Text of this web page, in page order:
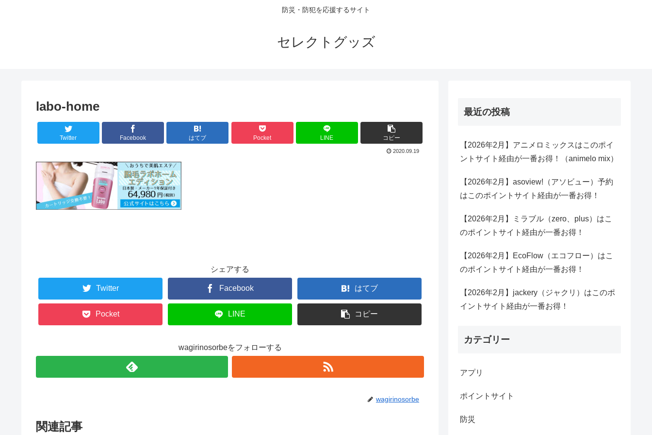
防災・防犯を応援するサイト
セレクトグッズ
labo-home
Twitter Facebook はてブ Pocket LINE コピー
2020.09.19
シェアする
Twitter Facebook はてブ
Pocket LINE コピー
wagirinosorbeをフォローする
wagirinosorbe
関連記事
最近の投稿
【2026年2月】アニメロミックスはこのポイ
ントサイト経由が一番お得！（animelo mix）
【2026年2月】asoview!（アソビュー）予約
はこのポイントサイト経由が一番お得！
【2026年2月】ミラブル（zero、plus）はこ
のポイントサイト経由が一番お得！
【2026年2月】EcoFlow（エコフロー）はこ
のポイントサイト経由が一番お得！
【2026年2月】jackery（ジャクリ）はこのポ
イントサイト経由が一番お得！
カテゴリー
アプリ
ポイントサイト
防災